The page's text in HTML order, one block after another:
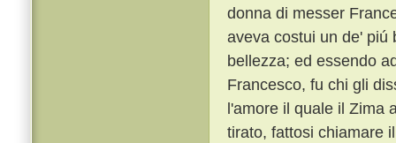
donna di messer
aveva costui un de' piú
bellezza; ed essendo
Francesco, fu chi gli
l'amore il quale il Zima
tirato, fattosi chiamare